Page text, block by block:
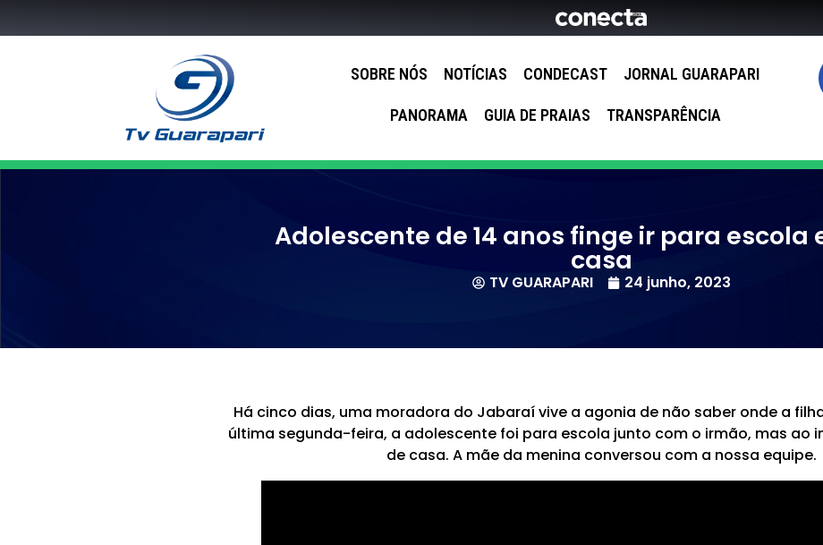
SOBRE NÓS NOTÍCIAS CONDECAST JORNAL GUARAPARI
PANORAMA GUIA DE PRAIAS TRANSPARÊNCIA
Adolescente de 14 anos finge ir para escola
casa
TV GUARAPARI 24 junho, 2023
Há cinco dias, uma moradora do Jabaraí vive a agonia de não saber onde a
última segunda-feira, a adolescente foi para escola junto com o irmão, mas ao
de casa. A mãe da menina conversou com a nossa equipe.